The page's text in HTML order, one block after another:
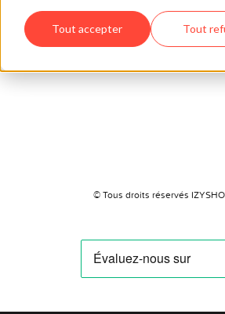
Tout accepter Tout
© Tous droits réservés